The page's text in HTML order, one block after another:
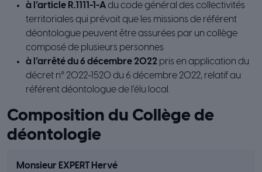
à l’article R.1111-1-Adu code général des collectivités
territoriales qui prévoit que les missions de référent
déontologue peuvent être assurées par un collège
composé de plusieurs personnes
à l’arrêté du 6 décembre 2022 pris en application du
décret n° 2022-1520 du 6 décembre 2022, relatif au
référent déontologue de l’élu local.
Composition du Collège de
déontologie
Monsieur EXPERT Hervé